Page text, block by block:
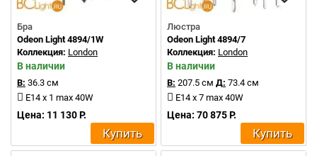
Бра
Odeon Light 4894/1W
Коллекция: London
В наличии
В: 36.3 см
E14 x 1 max 40W
Цена: 11 130 Р.
Купить
Люстра
Odeon Light 4894/7
Коллекция: London
В наличии
В: 207.5 см Д: 73.4 см
E14 x 7 max 40W
Цена: 70 875 Р.
Купить